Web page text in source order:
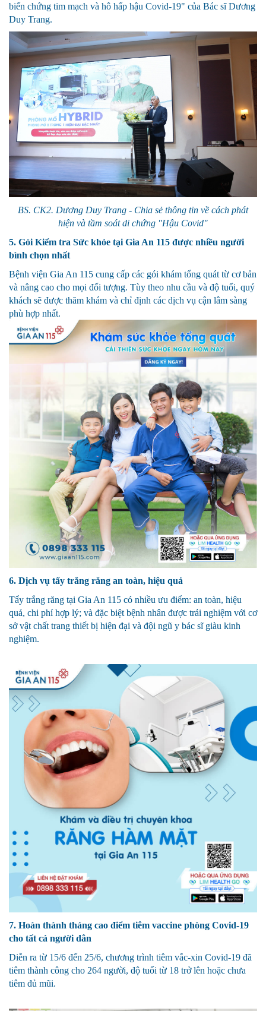
biến chứng tim mạch và hô hấp hậu Covid-19" của Bác sĩ Dương
Duy Trang.
BS. CK2. Dương Duy Trang - Chia sẻ thông tin về cách phát
hiện và tầm soát di chứng "Hậu Covid"
5. Gói Kiểm tra Sức khỏe tại Gia An 115 được nhiều người
bình chọn nhất
Bệnh viện Gia An 115 cung cấp các gói khám tổng quát từ cơ bản
và nâng cao cho mọi đối tượng. Tùy theo nhu cầu và độ tuổi, quý
khách sẽ được thăm khám và chỉ định các dịch vụ cận lâm sàng
phù hợp nhất.
6. Dịch vụ tẩy trắng răng an toàn, hiệu quả
Tẩy trắng răng tại Gia An 115 có nhiều ưu điểm: an toàn, hiệu
quả, chi phí hợp lý; và đặc biệt bệnh nhân được trải nghiệm với cơ
sở vật chất trang thiết bị hiện đại và đội ngũ y bác sĩ giàu kinh
nghiệm.
7. Hoàn thành tháng cao điểm tiêm vaccine phòng Covid-19
cho tất cả người dân
Diễn ra từ 15/6 đến 25/6, chương trình tiêm vắc-xin Covid-19 đã
tiêm thành công cho 264 người, độ tuổi từ 18 trở lên hoặc chưa
tiêm đủ mũi.